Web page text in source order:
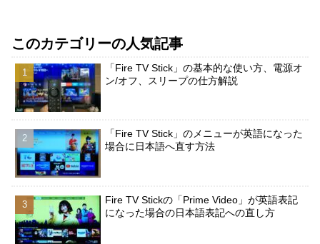
このカテゴリーの人気記事
「Fire TV Stick」の基本的な使い方、電源オ
ン/オフ、スリープの仕方解説
「Fire TV Stick」のメニューが英語になった
場合に日本語へ直す方法
Fire TV Stickの「Prime Video」が英語表記
になった場合の日本語表記への直し方